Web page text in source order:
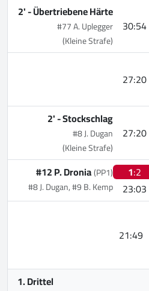
30:54
2' -Übertriebene Härte
#77 A. Uplegger
(Kleine Strafe)
27:20
27:20
2' -Stockschlag
#8 J. Dugan
(Kleine Strafe)
1:2
23:03
#12 P. Dronia(PP1)
#8 J. Dugan, #9 B. Kemp
21:49
1. Drittel